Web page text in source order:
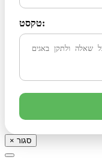
טקסט:
× סגור